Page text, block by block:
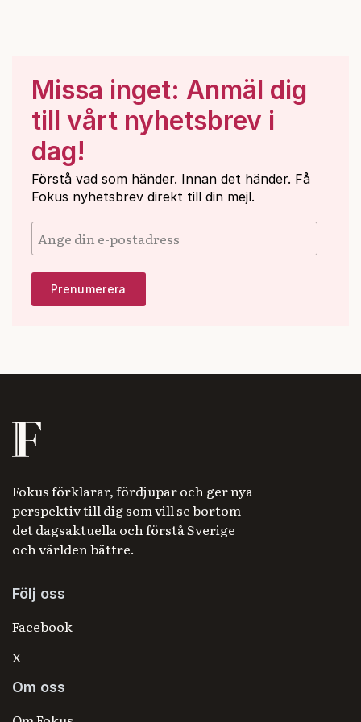
Missa inget: Anmäl dig
till vårt nyhetsbrev i
dag!
Förstå vad som händer. Innan det händer. Få
Fokus nyhetsbrev direkt till din mejl.
Fokus förklarar, fördjupar och ger nya
perspektiv till dig som vill se bortom
det dagsaktuella och förstå Sverige
och världen bättre.
Följ oss
Facebook
X
Om oss